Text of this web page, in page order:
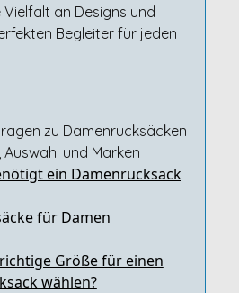
Vielfalt an Designs und
Begleiter für jeden
zu Damenrucksäcken
Auswahl und Marken
ein Damenrucksack
für Damen
Größe für einen
wählen?